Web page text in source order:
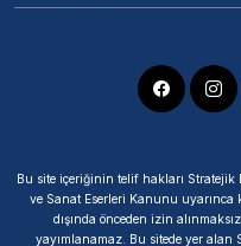
Bu site içeriğinin telif hakları Stratejik
ve Sanat Eserleri Kanunu uyarınca
dışında önceden izin
yayımlanamaz. Bu sitede yer